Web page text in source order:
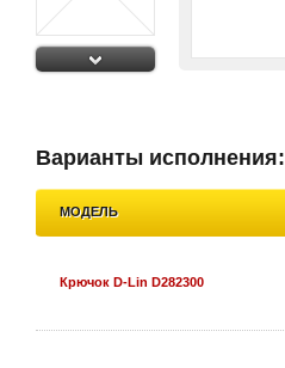
Варианты исполнения:
МОДЕЛЬ
Крючок D-Lin D282300